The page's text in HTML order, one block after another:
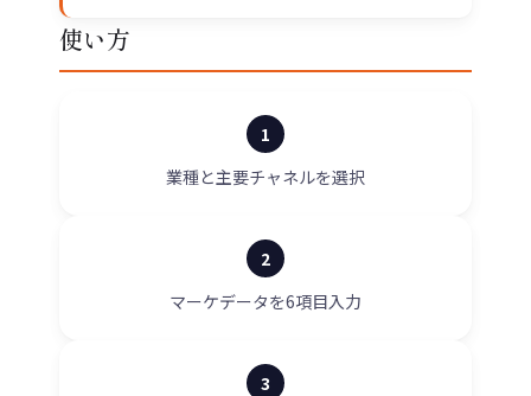
使い方
1
業種と主要チャネルを選択
2
マーケデータを6項目入力
3